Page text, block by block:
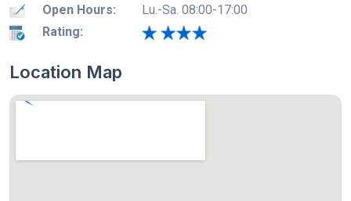
Open Hours:
Lu.-Sa. 08:00-17:00
Rating:
Location Map